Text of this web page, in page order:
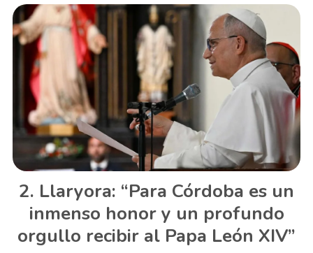
Llaryora: “Para Córdoba es un
inmenso honor y un profundo
orgullo recibir al Papa León XIV”